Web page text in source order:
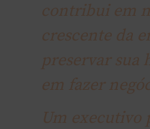
contribui em
crescente da
preservar sua
em fazer
Um executivo